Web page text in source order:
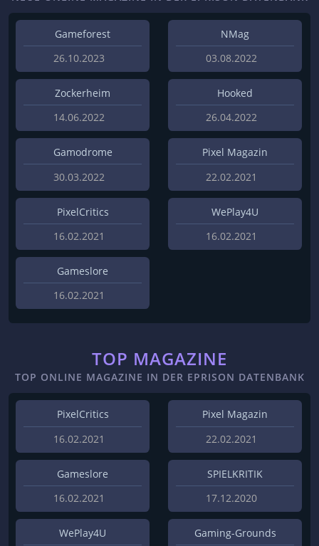
Gameforest
26.10.2023
NMag
03.08.2022
Zockerheim
14.06.2022
Hooked
26.04.2022
Gamodrome
30.03.2022
Pixel Magazin
22.02.2021
PixelCritics
16.02.2021
WePlay4U
16.02.2021
Gameslore
16.02.2021
TOP MAGAZINE
TOP ONLINE MAGAZINE IN DER EPRISON DATENBANK
PixelCritics
16.02.2021
Pixel Magazin
22.02.2021
Gameslore
16.02.2021
SPIELKRITIK
17.12.2020
WePlay4U Gaming-Grounds